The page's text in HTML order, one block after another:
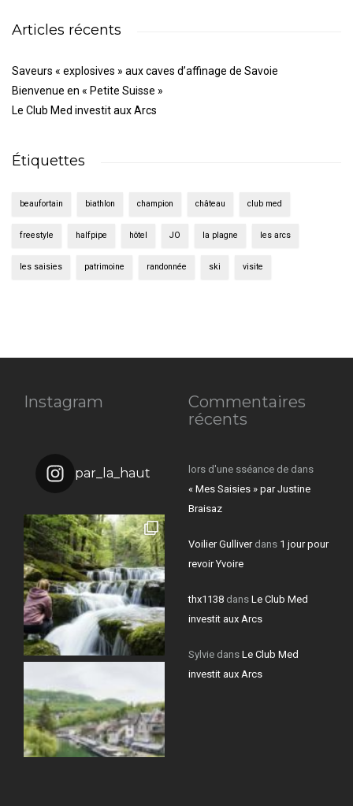
Articles récents
Saveurs « explosives » aux caves d’affinage de Savoie
Bienvenue en « Petite Suisse »
Le Club Med investit aux Arcs
Étiquettes
beaufortain biathlon champion château club med
freestyle halfpipe hôtel JO la plagne les arcs
les saisies patrimoine randonnée ski visite
Instagram
par_la_haut
Commentaires
récents
lors d'une sséance de dans
« Mes Saisies » par Justine
Braisaz
Voilier Gulliverdans 1 jour pour
revoir Yvoire
thx1138 dans Le Club Med
investit aux Arcs
Sylvie dans Le Club Med
investit aux Arcs